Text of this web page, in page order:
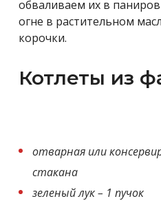
обваливаем их в
огне в растительном
корочки.
Котлеты из
отварная или
стакана
зеленый лук – 1 пучок